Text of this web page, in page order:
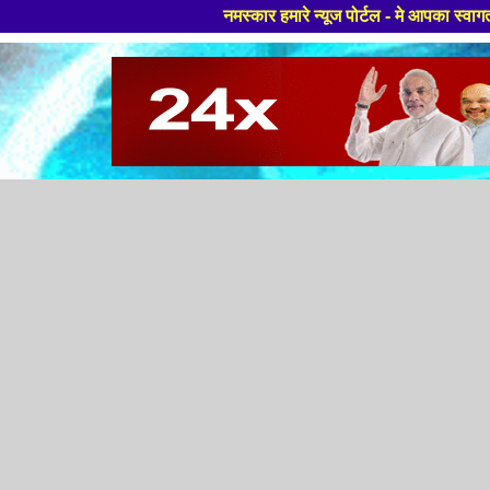
नमस्कार हमारे न्यूज पोर्टल - मे आपका स्वागत हैं ,यहाँ आपको